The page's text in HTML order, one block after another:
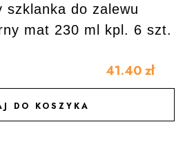
szklanka do zalewu
mat 230 ml kpl. 6 szt.
41.40 zł
DO KOSZYKA
DO ULUBIONYCH